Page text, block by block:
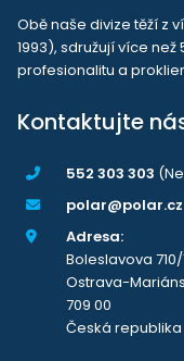
Obě naše divize těží z
1993), sdružují více
profesionalitu a
Kontaktujte
552 303 303
polar@polar.cz
Adresa:
Boleslavova 710/
Ostrava-
709 00
Česká republika